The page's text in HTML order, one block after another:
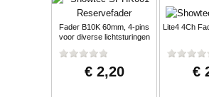
Fader B10K 60mm, 4-pins
voor diverse lichtsturingen
€ 2,20
Lite4 4Ch
€